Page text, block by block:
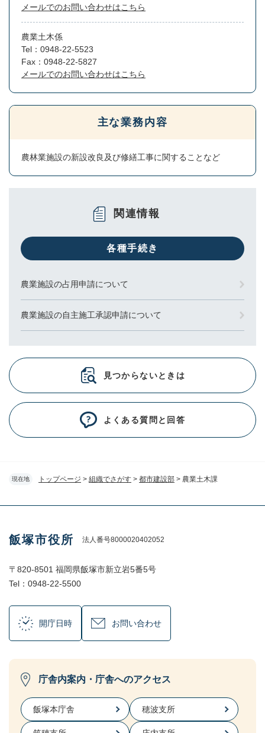
現在地 トップページ > 組織でさがす > 都市建設部 > 農業土木課
メールでのお問い合わせはこちら
農業土木係
Tel：0948-22-5523
Fax：0948-22-5827
メールでのお問い合わせはこちら
主な業務内容
農林業施設の新設改良及び修繕工事に関することなど
関連情報
各種手続き
農業施設の占用申請について
農業施設の自主施工承認申請について
見つからないときは
よくある質問と回答
飯塚市役所 法人番号8000020402052
〒820-8501 福岡県飯塚市新立岩5番5号
Tel：0948-22-5500
開庁日時 お問い合わせ
庁舎内案内・庁舎へのアクセス
飯塚本庁舎 穂波支所